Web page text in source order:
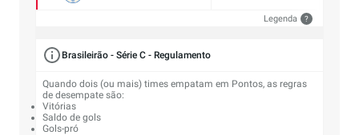
Legenda ?
Brasileirão - Série C - Regulamento
Quando dois (ou mais) times empatam em Pontos, as regras
de desempate são:
Vitórias
Saldo de gols
Gols-pró